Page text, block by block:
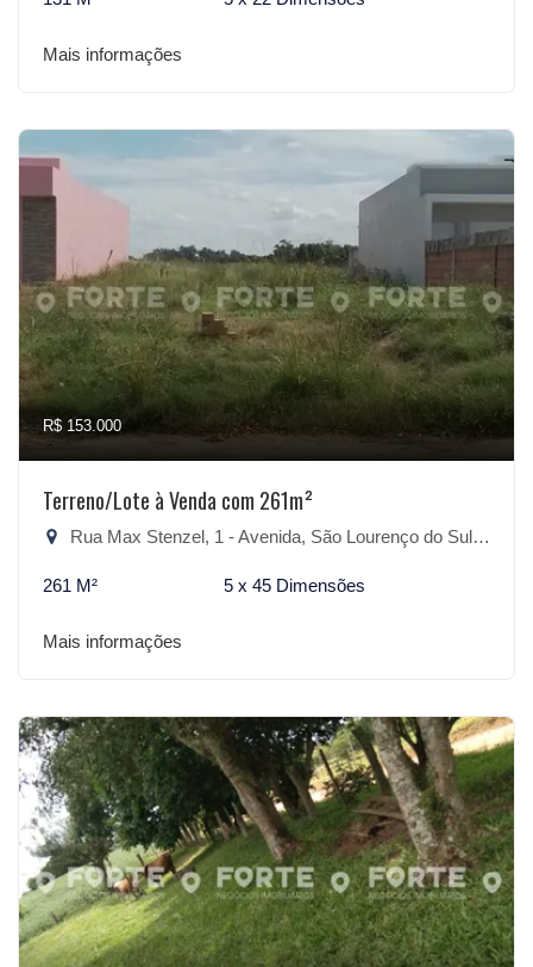
Mais informações
R$ 153.000
Terreno/Lote à Venda com 261m²
Rua Max Stenzel, 1 - Avenida, São Lourenço do Sul-RS
261 M² 5 x 45 Dimensões
Mais informações